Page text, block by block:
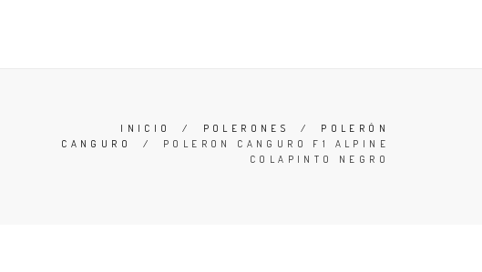
INICIO / POLERONES / POLERÓN
CANGURO
/ POLERON CANGURO F1 ALPINE
COLAPINTO NEGRO